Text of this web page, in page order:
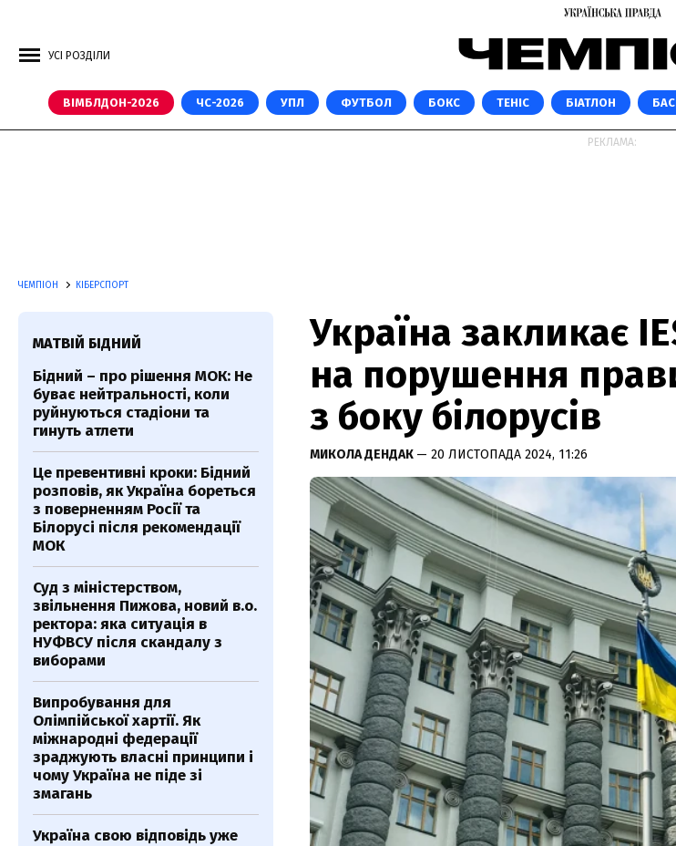
УСІ РОЗДІЛИ
ВІМБЛДОН-2026 ЧС-2026 УПЛ ФУТБОЛ БОКС ТЕНІС БІАТЛОН
РЕКЛАМА:
ЧЕМПІОН КІБЕРСПОРТ
Україна закликає
на порушення
з боку білорусів
МИКОЛА ДЕНДАК — 20 ЛИСТОПАДА 2024, 11:26
МАТВІЙ БІДНИЙ
Бідний – про рішення МОК: Не
буває нейтральності, коли
руйнуються стадіони та
гинуть атлети
Це превентивні кроки: Бідний
розповів, як Україна бореться
з поверненням Росії та
Білорусі після рекомендації
МОК
Суд з міністерством,
звільнення Пижова, новий в.о.
ректора: яка ситуація в
НУФВСУ після скандалу з
виборами
Випробування для
Олімпійської хартії. Як
міжнародні федерації
зраджують власні принципи і
чому Україна не піде зі
змагань
Україна свою відповідь уже